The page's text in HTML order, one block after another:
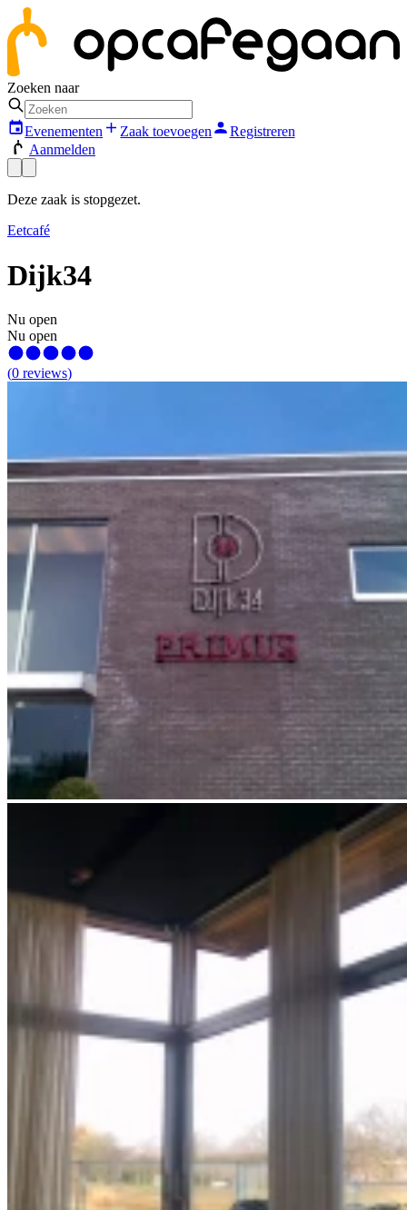
Zoeken naar
Evenementen Zaak toevoegen
Registreren
Aanmelden
Deze zaak is stopgezet.
Eetcafé
Dijk34
Nu open
Nu open
(0 reviews)